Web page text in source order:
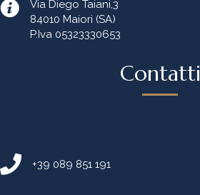
Via Diego Taiani,3
84010 Maiori (SA)
P.Iva 05323330653
Contatti
+39 089 851 191